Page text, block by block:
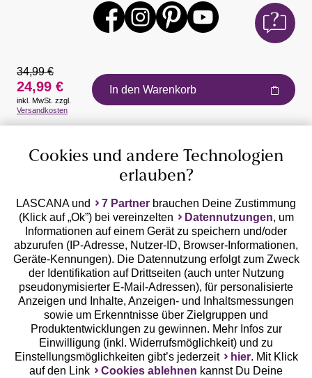
Auszeichnungen
Geprüfte Sicherheit
Unsere Apps
34,99 €
24,99 €
inkl. MwSt. zzgl.
Versandkosten
In den Warenkorb
Cookies und andere Technologien
erlauben?
LASCANA und 7 Partner brauchen Deine Zustimmung
(Klick auf „Ok”) bei vereinzelten
Datennutzungen, um
Informationen auf einem Gerät zu speichern und/oder
abzurufen (IP-Adresse, Nutzer-ID, Browser-Informationen,
Geräte-Kennungen). Die Datennutzung erfolgt zum Zweck
der Identifikation auf Drittseiten (auch unter Nutzung
pseudonymisierter E-Mail-Adressen), für personalisierte
Anzeigen und Inhalte, Anzeigen- und Inhaltsmessungen
sowie um Erkenntnisse über Zielgruppen und
Produktentwicklungen zu gewinnen. Mehr Infos zur
Einwilligung (inkl. Widerrufsmöglichkeit) und zu
Einstellungsmöglichkeiten gibt’s jederzeit
hier. Mit Klick
auf den Link
Cookies ablehnen kannst Du Deine